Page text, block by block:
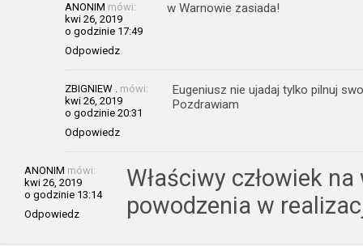
ANONIM mówi:
kwi 26, 2019
o godzinie 17:49
Odpowiedz
w Warnowie zasiada!
ZBIGNIEW . mówi:
kwi 26, 2019
o godzinie 20:31
Odpowiedz
Eugeniusz nie ujadaj tylko pilnuj
Pozdrawiam
ANONIM mówi:
kwi 26, 2019
o godzinie 13:14
Odpowiedz
Właściwy człowiek
powodzenia w